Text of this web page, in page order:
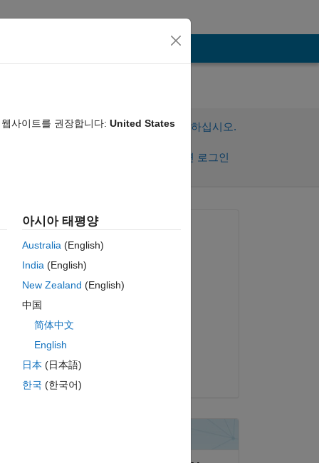
이 질문에 답변하려면 로그인하십시오.
활동을 팔로우하려면 로그인
질문:
John Smith
2020년 2월 16일
댓글:
2020년 2월 17일
사이트를 권장합니다: United States
아시아 태평양
Australia(English)
India(English)
New Zealand (English)
中国
简体中文
English
日本 (日本語)
한국 (한국어)